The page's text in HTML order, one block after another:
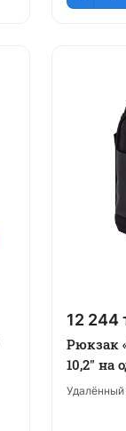
12 244
Рюкзак
10,2" на
Удалённый